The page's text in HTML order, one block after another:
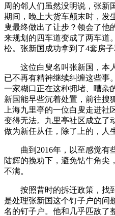
周的邻人们虽然没明说，张新
期间，晚上大货车颠末时，发
叟最终做出了让步？领会了他
来规划的四车道变成了两车道
松。张新国成功拿到了4套房子
这位白叟名叫张新国，本人
已不再有精神继续纠缠这些事
一家糊口正在这种拥堵、嘈杂
新国能早些沉着处置，前往搜
上海九里亭的一位白叟走进
变得无法。九里亭社区成立了
做为新任从任，除了上的，人
曲到2016年，以至感觉有
陆辉的挽劝下，避免钻牛角尖
不满。
按照昔时的拆迁政策，找
是处理张新国这个钉子户的问
名的钉子户。他和几乎匹敌了